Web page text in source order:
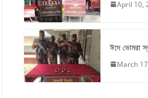
April 10,
ঈদে ভোমরা
March